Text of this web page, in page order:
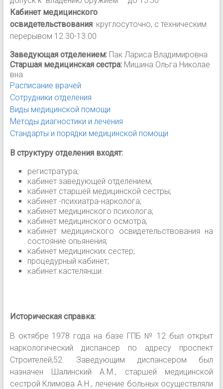
Кабинет медицинского
освидетельствования: круглосуточно, с техническим
перерывом 12.30-13.00
Заведующая отделением:Пак Лариса Владимировна
Старшая медицинская сестра:Мишина Ольга Николае
вна
Расписание врачей
Сотрудники отделения
Виды медицинской помощи
Методы диагностики и лечения
Стандарты и порядки медицинской помощи
В структуру отделения входят:
регистратура;
кабинет заведующей отделением;
кабинет старшей медицинской сестры;
кабинет -психиатра-нарколога;
кабинет медицинского психолога;
кабинет медицинского осмотра;
кабинет медицинского освидетельствования на
состояние опьянения;
кабинет медицинских сестер;
процедурный кабинет;
кабинет кастелянши.
Историческая cправка:
В октябре 1978 года на базе ГПБ № 12 был открыт
наркологический диспансер по адресу проспект
Строителей,52. Заведующим диспансером был
назначен Шалинский A.M., старшей медицинской
сестрой Климова А.Н., лечение больных осуществляли